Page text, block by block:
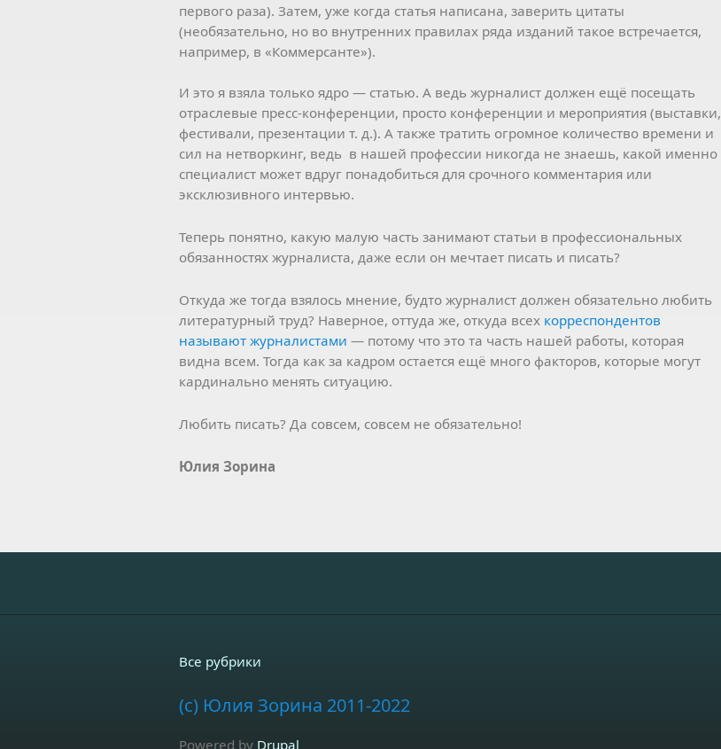
первого раза). Затем, уже когда статья написана, заверить цитаты
(необязательно, но во внутренних правилах ряда изданий такое встречается,
например, в «Коммерсанте»).
И это я взяла только ядро — статью. А ведь журналист должен ещё посещать
отраслевые пресс-конференции, просто конференции и мероприятия (выставки,
фестивали, презентации т. д.). А также тратить огромное количество времени и
сил на нетворкинг, ведь в нашей профессии никогда не знаешь, какой именно
специалист может вдруг понадобиться для срочного комментария или
эксклюзивного интервью.
Теперь понятно, какую малую часть занимают статьи в профессиональных
обязанностях журналиста, даже если он мечтает писать и писать?
Откуда же тогда взялось мнение, будто журналист должен обязательно любить
литературный труд? Наверное, оттуда же, откуда всех корреспондентов
называют журналистами — потому что это та часть нашей работы, которая
видна всем. Тогда как за кадром остается ещё много факторов, которые могут
кардинально менять ситуацию.
Любить писать? Да совсем, совсем не обязательно!
Юлия Зорина
Все рубрики
(c) Юлия Зорина 2011-2022
Powered by Drupal